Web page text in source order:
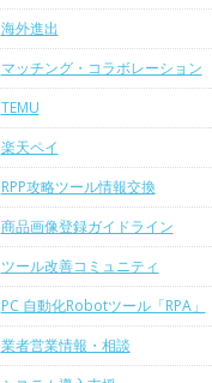
海外進出
マッチング・コラボレーション
TEMU
楽天ペイ
RPP攻略ツール情報交換
商品画像登録ガイドライン
ツール改善コミュニティ
PC 自動化Robotツール「RPA」
業者営業情報・相談